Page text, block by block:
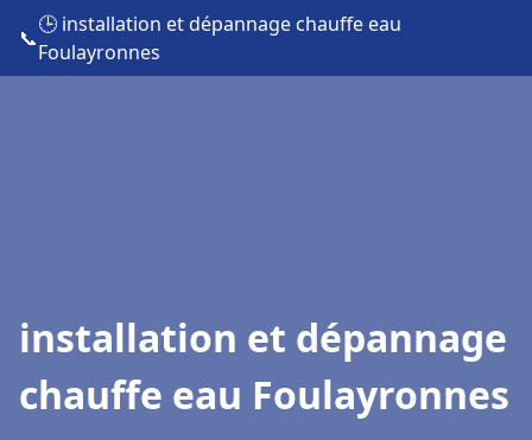
📞
🕒 installation et dépannage chauffe eau
Foulayronnes
installation et dépannage
chauffe eau Foulayronnes